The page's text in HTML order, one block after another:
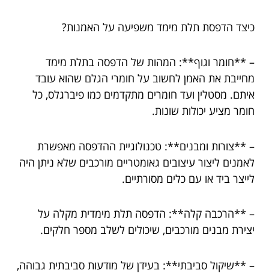
כיצד הדפסת תלת מימד משפיעה על האמנות?
– **חומר וגוף**: המהות של הדפסה בתלת מימד
מחייבת את האמן לחשוב על חומרי הגלם שהוא עובד
איתם. מסטלין ועד חומרים מתקדמים כמו פיברגלס, כל
חומר מציע יכולות שונות.
– **צורות ומבנים**: טכנולוגיית ההדפסה מאפשרת
לאמנים ליצור עיצובים גאומטריים מורכבים שלא ניתן היה
לייצר ביד או עם כלים מסורתיים.
– **הרכבה קלה**: הדפסה תלת מימדית מקלה על
יצירת מבנים מורכבים, שיכולים לשלב מספר חלקים.
– **שיקול סביבתי**: בעידן של מודעות סביבתית גבוהה,